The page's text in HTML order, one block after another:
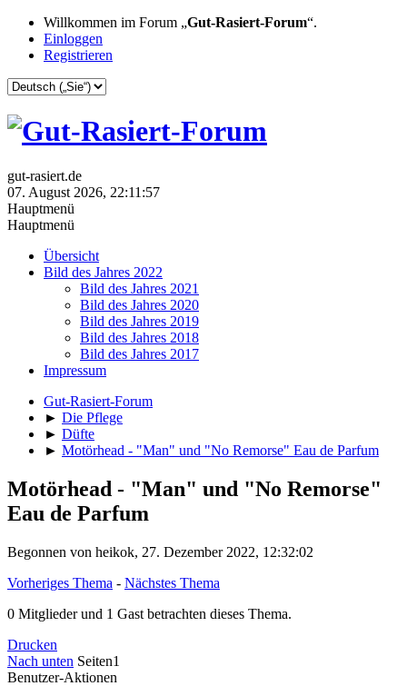
Willkommen im Forum „Gut-Rasiert-Forum“.
Einloggen
Registrieren
gut-rasiert.de
07. August 2026, 22:11:57
Hauptmenü
Hauptmenü
Übersicht
Bild des Jahres 2022
Bild des Jahres 2021
Bild des Jahres 2020
Bild des Jahres 2019
Bild des Jahres 2018
Bild des Jahres 2017
Impressum
Gut-Rasiert-Forum
► Die Pflege
► Düfte
► Motörhead - "Man" und "No Remorse" Eau de Parfum
Motörhead - "Man" und "No Remorse"
Eau de Parfum
Begonnen von heikok, 27. Dezember 2022, 12:32:02
Vorheriges Thema - Nächstes Thema
0 Mitglieder und 1 Gast betrachten dieses Thema.
Drucken
Nach unten Seiten1
Benutzer-Aktionen